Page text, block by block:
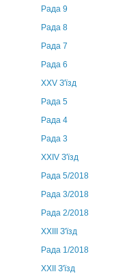
Рада 9
Рада 8
Рада 7
Рада 6
XXV З'їзд
Рада 5
Рада 4
Рада 3
ХХIV З'їзд
Рада 5/2018
Рада 3/2018
Рада 2/2018
XXIII З'їзд
Рада 1/2018
ХХІІ З'їзд